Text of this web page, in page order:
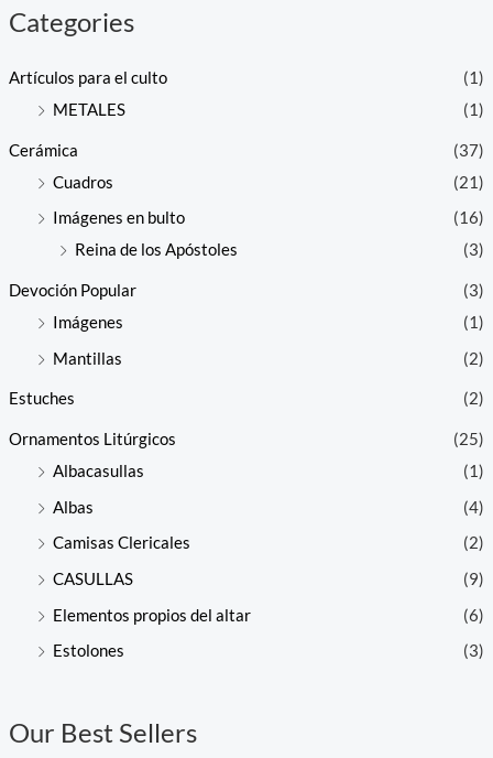
Categories
Artículos para el culto
(1)
METALES
(1)
Cerámica
(37)
Cuadros
(21)
Imágenes en bulto
(16)
Reina de los Apóstoles
(3)
Devoción Popular
(3)
Imágenes
(1)
Mantillas
(2)
Estuches (2)
Ornamentos Litúrgicos
(25)
Albacasullas
(1)
Albas
(4)
Camisas Clericales
(2)
CASULLAS
(9)
Elementos propios del altar
(6)
Estolones
(3)
Our Best Sellers